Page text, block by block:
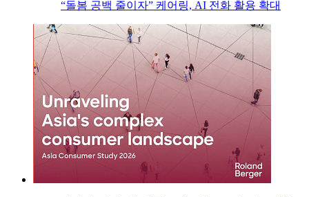
“돌봄 공백 줄이자” 케어링, AI 전화 활용 확대